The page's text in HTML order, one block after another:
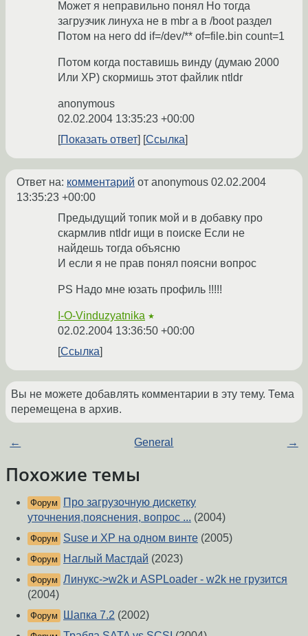
Может я неправильно понял Но тогда
загрузчик линуха не в mbr а в /boot раздел
Потом на него dd if=/dev/** of=file.bin count=1
Потом когда поставишь винду (думаю 2000
Или XP) скормишь этот файлик ntldr
anonymous
02.02.2004 13:35:23 +00:00
Показать ответ
Ссылка
Ответ на: комментарий от anonymous 02.02.2004
13:35:23 +00:00
Предыдущий топик мой и в добавку про
скармлив ntldr ищи в поиске Если не
найдешь тогда объясню
И если я не прав понял поясни вопрос
PS Надо мне юзать профиль !!!!!
I-O-Vinduzyatnika ★
02.02.2004 13:36:50 +00:00
Ссылка
Вы не можете добавлять комментарии в эту тему. Тема
перемещена в архив.
← General →
Похожие темы
Форум
Про загрузочную дискетку
уточнения,пояснения, вопрос ... (2004)
Форум Suse и ХР на одном винте (2005)
Форум Наглый Мастдай (2023)
Форум Линукс->w2k и ASPLoader - w2k не грузится
(2004)
Форум Шапка 7.2 (2002)